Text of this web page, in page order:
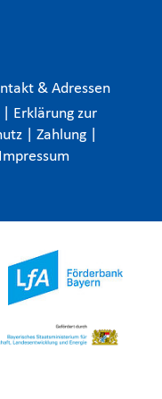
& Adressen
Erklärung zur
Zahlung
Impressum